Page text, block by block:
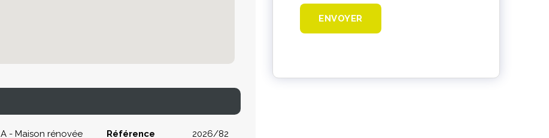
A - Maison rénovée
Référence 2026/82
ENVOYER